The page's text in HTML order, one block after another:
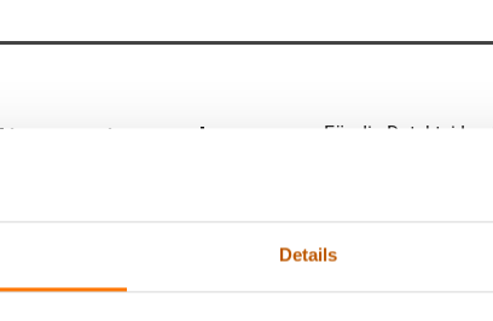
Details
in und um
Lentz®.
Für die Detektei
unbekannt und
bei
Angelegenheiten
Ansprechpartner.